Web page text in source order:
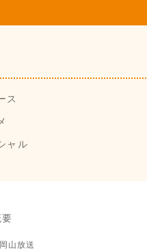
ス
ャル
山放送